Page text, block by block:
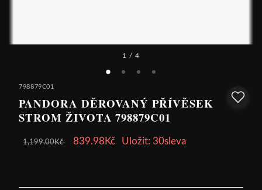
1 / 4
798879C01
PANDORA DĚROVANÝ PŘÍVĚSEK
STROM ŽIVOTA 798879C01
1,199.00Kč 839.98Kč Uložit: 30sleva